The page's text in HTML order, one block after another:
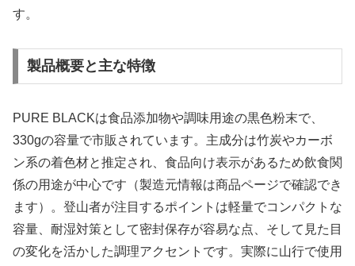
す。
製品概要と主な特徴
PURE BLACKは食品添加物や調味用途の黒色粉末で、
330gの容量で市販されています。主成分は竹炭やカーボ
ン系の着色材と推定され、食品向け表示があるため飲食関
係の用途が中心です（製造元情報は商品ページで確認でき
ます）。登山者が注目するポイントは軽量でコンパクトな
容量、耐湿対策として密封保存が容易な点、そして見た目
の変化を活かした調理アクセントです。実際に山行で使用